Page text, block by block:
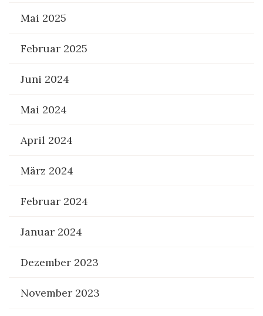
Mai 2025
Februar 2025
Juni 2024
Mai 2024
April 2024
März 2024
Februar 2024
Januar 2024
Dezember 2023
November 2023